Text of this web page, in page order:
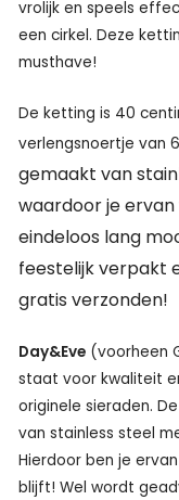
vrolijk en speels
een cirkel. Deze
musthave!
De ketting is 40
verlengsnoertje van
gemaakt van
waardoor je
eindeloos lang
feestelijk verpakt
gratis verzonden!
Day&Eve (voorheen
staat voor kwaliteit
originele sieraden.
van stainless steel
Hierdoor ben je
blijft! Wel wordt